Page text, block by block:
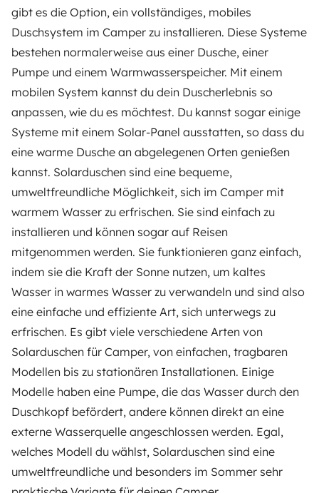
gibt es die Option, ein vollständiges, mobiles
Duschsystem im Camper zu installieren. Diese Systeme
bestehen normalerweise aus einer Dusche, einer
Pumpe und einem Warmwasserspeicher. Mit einem
mobilen System kannst du dein Duscherlebnis so
anpassen, wie du es möchtest. Du kannst sogar einige
Systeme mit einem Solar-Panel ausstatten, so dass du
eine warme Dusche an abgelegenen Orten genießen
kannst. Solarduschen sind eine bequeme,
umweltfreundliche Möglichkeit, sich im Camper mit
warmem Wasser zu erfrischen. Sie sind einfach zu
installieren und können sogar auf Reisen
mitgenommen werden. Sie funktionieren ganz einfach,
indem sie die Kraft der Sonne nutzen, um kaltes
Wasser in warmes Wasser zu verwandeln und sind also
eine einfache und effiziente Art, sich unterwegs zu
erfrischen. Es gibt viele verschiedene Arten von
Solarduschen für Camper, von einfachen, tragbaren
Modellen bis zu stationären Installationen. Einige
Modelle haben eine Pumpe, die das Wasser durch den
Duschkopf befördert, andere können direkt an eine
externe Wasserquelle angeschlossen werden. Egal,
welches Modell du wählst, Solarduschen sind eine
umweltfreundliche und besonders im Sommer sehr